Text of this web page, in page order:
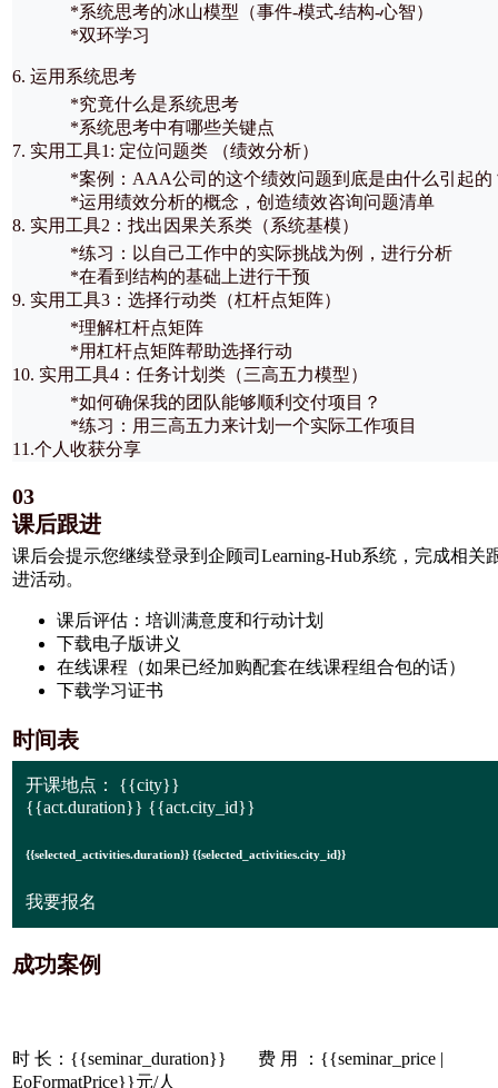
*系统思考的冰山模型（事件-模式-结构-心智）
*双环学习
6. 运用系统思考
*究竟什么是系统思考
*系统思考中有哪些关键点
7. 实用工具1: 定位问题类 （绩效分析）
*案例：AAA公司的这个绩效问题到底是由什么引起的
*运用绩效分析的概念，创造绩效咨询问题清单
8. 实用工具2：找出因果关系类（系统基模）
*练习：以自己工作中的实际挑战为例，进行分析
*在看到结构的基础上进行干预
9. 实用工具3：选择行动类（杠杆点矩阵）
*理解杠杆点矩阵
*用杠杆点矩阵帮助选择行动
10. 实用工具4：任务计划类（三高五力模型）
*如何确保我的团队能够顺利交付项目？
*练习：用三高五力来计划一个实际工作项目
11.个人收获分享
03
课后跟进
课后会提示您继续登录到企顾司Learning-Hub系统，完成相关
进活动。
课后评估：培训满意度和行动计划
下载电子版讲义
在线课程（如果已经加购配套在线课程组合包的话）
下载学习证书
时间表
开课地点： {{city}}
{{act.duration}} {{act.city_id}}
{{selected_activities.duration}} {{selected_activities.city_id}}
我要报名
成功案例
时 长： {{seminar_duration}}
费 用 ：{{seminar_price |
EoFormatPrice}}元/人